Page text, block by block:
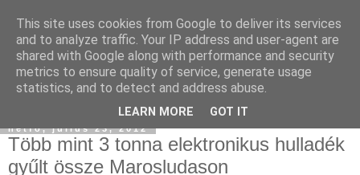
hétfő, július 23, 2012
Több mint 3 tonna elektronikus hulladék
gyűlt össze Marosludason
This site uses cookies from Google to deliver its services
and to analyze traffic. Your IP address and user-agent are
shared with Google along with performance and security
metrics to ensure quality of service, generate usage
statistics, and to detect and address abuse.
LEARN MORE GOT IT